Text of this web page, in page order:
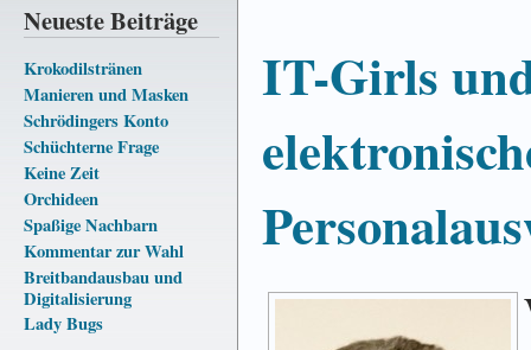
Neueste Beiträge
Krokodilstränen
Manieren und Masken
Schrödingers Konto
Schüchterne Frage
Keine Zeit
Orchideen
Spaßige Nachbarn
Kommentar zur Wahl
Breitbandausbau und
Digitalisierung
Lady Bugs
IT-Girls